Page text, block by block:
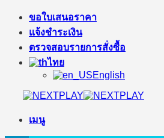
ขอใบเสนอราคา
แจ้งชำระเงิน
ตรวจสอบรายการสั่งซื้อ
ไทย
English
เมนู